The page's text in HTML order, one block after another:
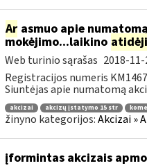
Arasmuo apie
mokėjimo...laikino
Web turinio sąrašas 2018-
Registracijos numeris
Siuntėjas apie numatomą
akcizai akcizų įstatymo 15 str
žinyno kategorijos:Akcizai »
įformintas akcizais